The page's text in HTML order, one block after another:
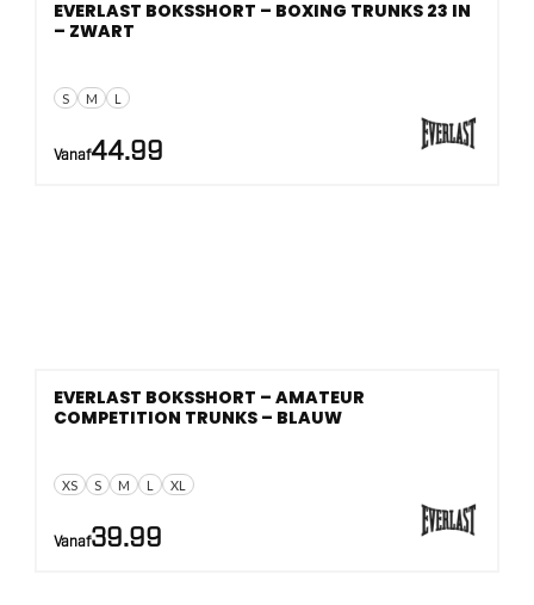
S M L
EVERLAST BOKSSHORT – BOXING TRUNKS 23 IN
– ZWART
Vanaf44.99
XS S M L XL
EVERLAST BOKSSHORT – AMATEUR
COMPETITION TRUNKS – BLAUW
Vanaf39.99